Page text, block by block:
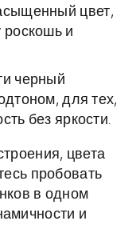
цвет,
роскошь и
черный
для тех,
без яркости.
цвета
пробовать
в одном
и